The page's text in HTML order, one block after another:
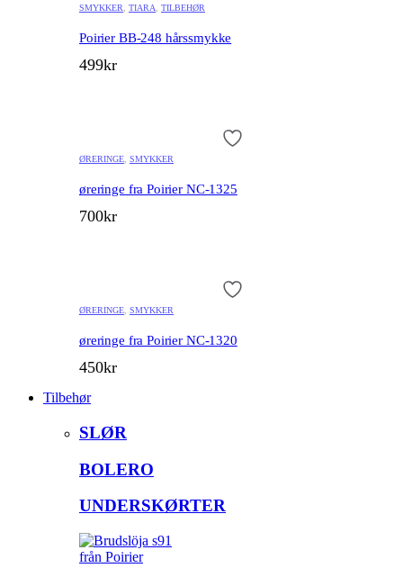
SMYKKER, TIARA, TILBEHØR
Poirier BB-248 hårssmykke
499kr
ØRERINGE, SMYKKER
øreringe fra Poirier NC-1325
700kr
ØRERINGE, SMYKKER
øreringe fra Poirier NC-1320
450kr
Tilbehør
SLØR
BOLERO
UNDERSKØRTER